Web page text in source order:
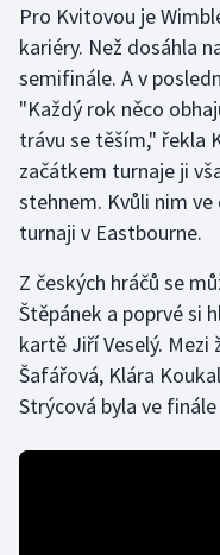
Pro Kvitovou je
kariéry. Než dosáhla
semifinále. A v
"Každý rok něco
trávu se těším," řekla
začátkem turnaje ji
stehnem. Kvůli nim
turnaji v Eastbourne.
Z českých hráčů se
Štěpánek a poprvé si
kartě Jiří Veselý. Mezi
Šafářová, Klára
Strýcová byla ve